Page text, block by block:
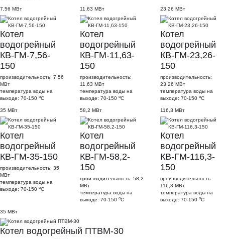
7,56 МВт
Котел
водогрейный
КВ-ГМ-7,56-
150
производительность: 7,56
МВт
температура воды на
выходе: 70-150 оС
11,63 МВт
Котел
водогрейный
КВ-ГМ-11,63-
150
производительность:
11,63 МВт
температура воды на
выходе: 70-150оС
23,26 МВт
Котел
водогрейный
КВ-ГМ-23,26-
150
производительность:
23,26 МВт
температура воды на
выходе: 70-150 оС
35 МВт
Котел
водогрейный
КВ-ГМ-35-150
производительность: 35
МВт
температура воды на
выходе: 70-150 оС
58,2 МВт
Котел
водогрейный
КВ-ГМ-58,2-
150
производительность: 58,2
МВт
температура воды на
выходе: 70-150оС
116,3 МВт
Котел
водогрейный
КВ-ГМ-116,3-
150
производительность:
116,3 МВт
температура воды на
выходе: 70-150 оС
35 МВт
Котел водогрейный ПТВМ-30